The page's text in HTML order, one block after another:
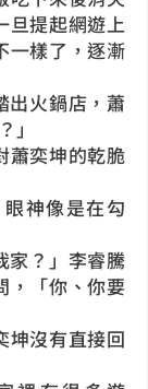
旦提起網遊上
一樣了，逐漸
火鍋店，蕭
奕坤的乾脆
神像是在勾
？」李睿騰
，「你、你要
沒有直接回